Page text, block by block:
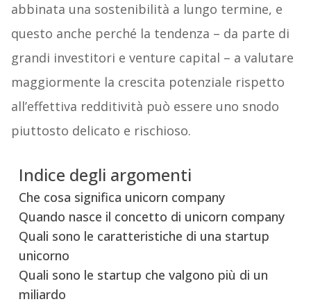
abbinata una sostenibilità a lungo termine, e
questo anche perché la tendenza – da parte di
grandi investitori e venture capital – a valutare
maggiormente la crescita potenziale rispetto
all’effettiva redditività può essere uno snodo
piuttosto delicato e rischioso.
Indice degli argomenti
Che cosa significa unicorn company
Quando nasce il concetto di unicorn company
Quali sono le caratteristiche di una startup
unicorno
Quali sono le startup che valgono più di un
miliardo